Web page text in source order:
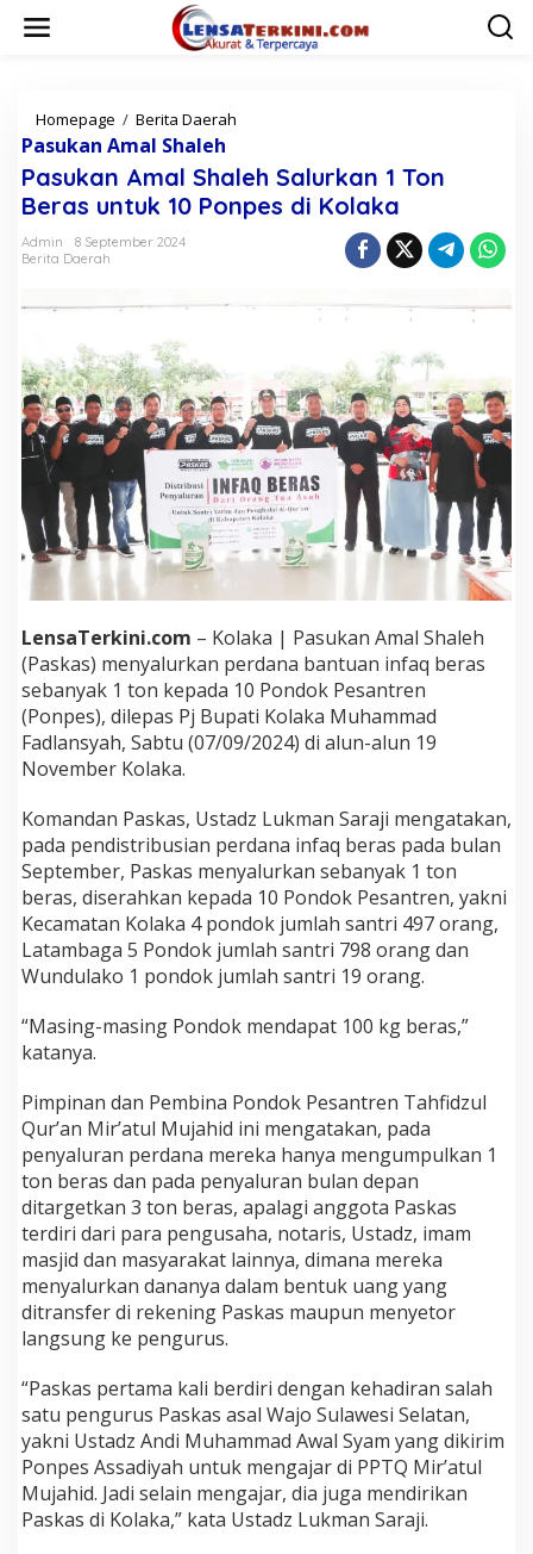
Homepage / Berita Daerah
u
k
a
a
a
l
e
h
S
a
l
u
n
1
T
o
n
B
s
u
n
t
k
1
0
o
s
d
i
o
a
k
a
Pasukan Amal Shaleh
Pasukan Amal Shaleh Salurkan 1 Ton
Beras untuk 10 Ponpes di Kolaka
Admin
8 September 2024
Berita Daerah
LensaTerkini.com – Kolaka | Pasukan Amal Shaleh
(Paskas) menyalurkan perdana bantuan infaq beras
sebanyak 1 ton kepada 10 Pondok Pesantren
(Ponpes), dilepas Pj Bupati Kolaka Muhammad
Fadlansyah, Sabtu (07/09/2024) di alun-alun 19
November Kolaka.
Komandan Paskas, Ustadz Lukman Saraji mengatakan,
pada pendistribusian perdana infaq beras pada bulan
September, Paskas menyalurkan sebanyak 1 ton
beras, diserahkan kepada 10 Pondok Pesantren, yakni
Kecamatan Kolaka 4 pondok jumlah santri 497 orang,
Latambaga 5 Pondok jumlah santri 798 orang dan
Wundulako 1 pondok jumlah santri 19 orang.
“Masing-masing Pondok mendapat 100 kg beras,”
katanya.
Pimpinan dan Pembina Pondok Pesantren Tahfidzul
Qur’an Mir’atul Mujahid ini mengatakan, pada
penyaluran perdana mereka hanya mengumpulkan 1
ton beras dan pada penyaluran bulan depan
ditargetkan 3 ton beras, apalagi anggota Paskas
terdiri dari para pengusaha, notaris, Ustadz, imam
masjid dan masyarakat lainnya, dimana mereka
menyalurkan dananya dalam bentuk uang yang
ditransfer di rekening Paskas maupun menyetor
langsung ke pengurus.
“Paskas pertama kali berdiri dengan kehadiran salah
satu pengurus Paskas asal Wajo Sulawesi Selatan,
yakni Ustadz Andi Muhammad Awal Syam yang dikirim
Ponpes Assadiyah untuk mengajar di PPTQ Mir’atul
Mujahid. Jadi selain mengajar, dia juga mendirikan
Paskas di Kolaka,” kata Ustadz Lukman Saraji.